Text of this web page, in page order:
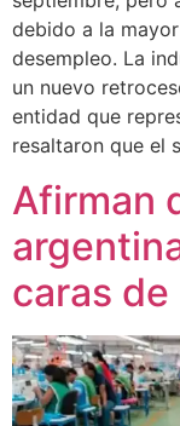
debido a la
desempleo. La
un nuevo
entidad que
resaltaron que el
Afirman
caras de